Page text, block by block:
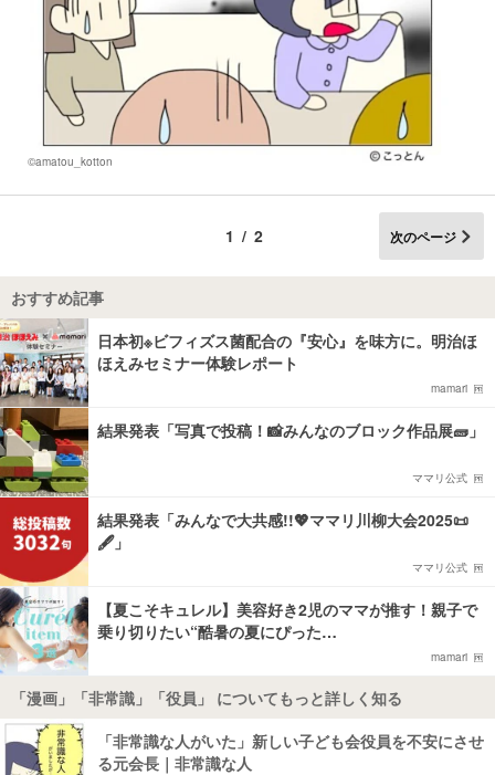
©amatou_kotton
1/2 次のページ
おすすめ記事
日本初※ビフィズス菌配合の『安心』を味方に。明治ほ
ほえみセミナー体験レポート
mamari
結果発表「写真で投稿！📸みんなのブロック作品展🧱」
ママリ公式
結果発表「みんなで大共感!!💖ママリ川柳大会2025📜
🖋️」
ママリ公式
【夏こそキュレル】美容好き2児のママが推す！親子で
乗り切りたい“酷暑の夏にぴった…
mamari
「漫画」「非常識」「役員」 についてもっと詳しく知る
「非常識な人がいた」新しい子ども会役員を不安にさせ
る元会長｜非常識な人